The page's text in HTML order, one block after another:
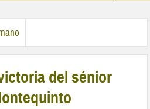
del sénior